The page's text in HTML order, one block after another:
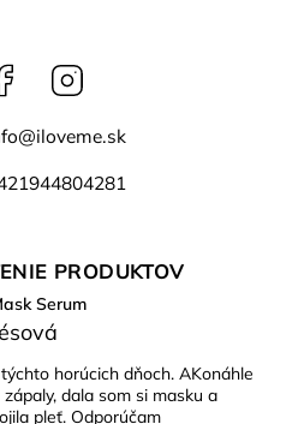
Facebook
@iloveme.sk
PRODUKTOV
Serum
horúcich dňoch. AKonáhle
dala som si masku a
pleť. Odporúčam